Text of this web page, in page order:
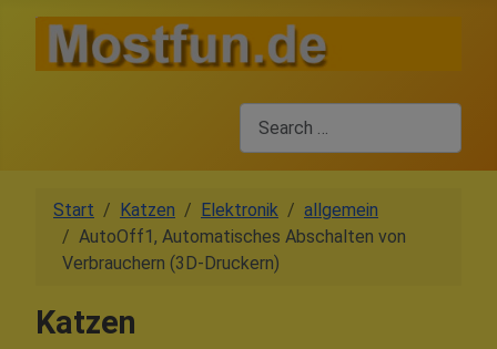
Start Katzen Elektronik
allgemein
AutoOff1, Automatisches Abschalten von
Verbrauchern (3D-Druckern)
Katzen